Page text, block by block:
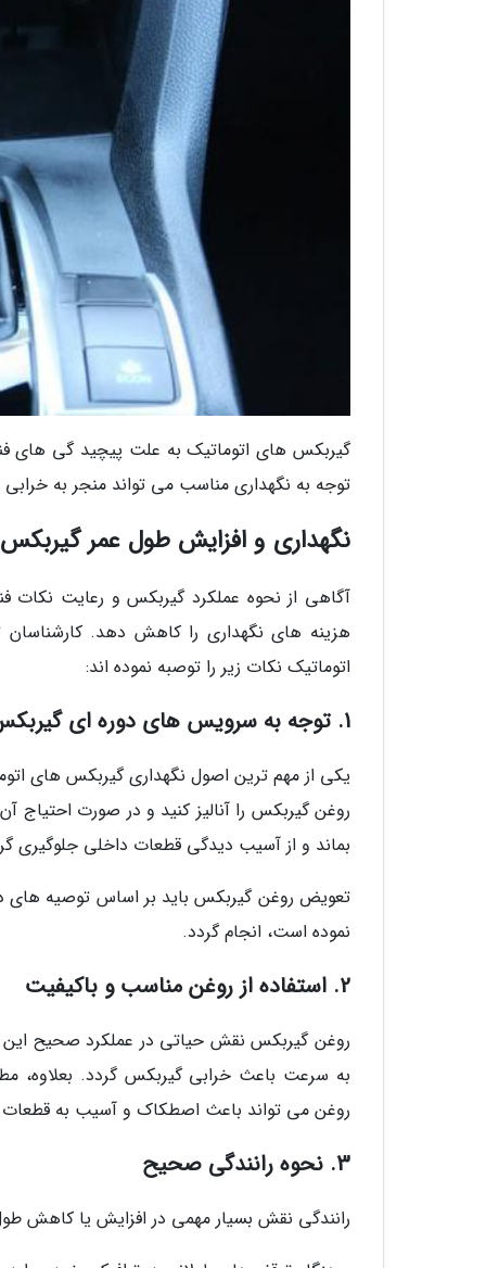
گیربکس های اتوماتیک به علت پیچید گی های
توجه به نگهداری مناسب می تواند منجر به
نگهداری و افزایش طول عمر
آگاهی از نحوه عملکرد گیربکس و رعایت نکات
هزینه های نگهداری را کاهش دهد. کارشناسان
اتوماتیک نکات زیر را توصبه نموده اند:
1. توجه به سرویس های دوره ای گیربکس
یکی از مهم ترین اصول نگهداری گیربکس های
روغن گیربکس را آنالیز کنید و در صورت
بماند و از آسیب دیدگی قطعات داخلی جلوگیری
تعویض روغن گیربکس باید بر اساس توصیه های
نموده است، انجام گردد.
2. استفاده از روغن مناسب و باکیفیت
روغن گیربکس نقش حیاتی در عملکرد صحیح این
به سرعت باعث خرابی گیربکس گردد. بعلاوه،
روغن می تواند باعث اصطکاک و آسیب به قطعات
3. نحوه رانندگی صحیح
رانندگی نقش بسیار مهمی در افزایش یا کاهش